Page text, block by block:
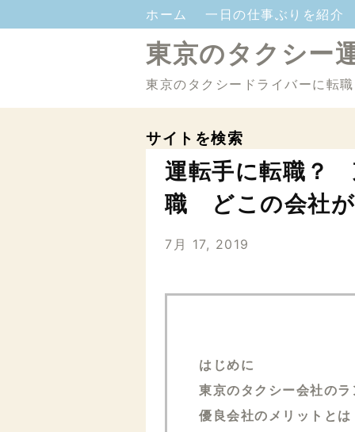
ホーム 一日の仕事ぶりを紹介
東京のタクシー
東京のタクシードライバーに転
サイトを検索
運転手に転職？
職 どこの会社
7月 17, 2019
はじめに
東京のタクシー会社の
優良会社のメリットとは